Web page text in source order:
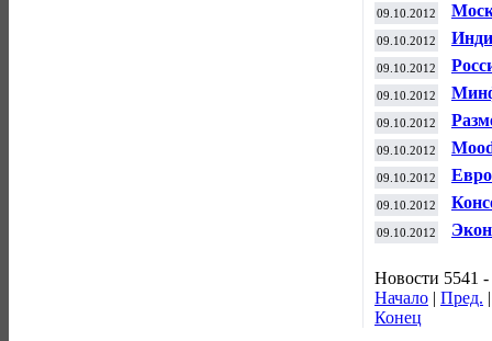
09.10.2012
09.10.2012
09.10.2012
09.10.2012
09.10.2012
182
09.10.2012
09.10.2012
09.10.2012
09.10.2012
Новости 5541 -
Начало | Пред. |
Конец